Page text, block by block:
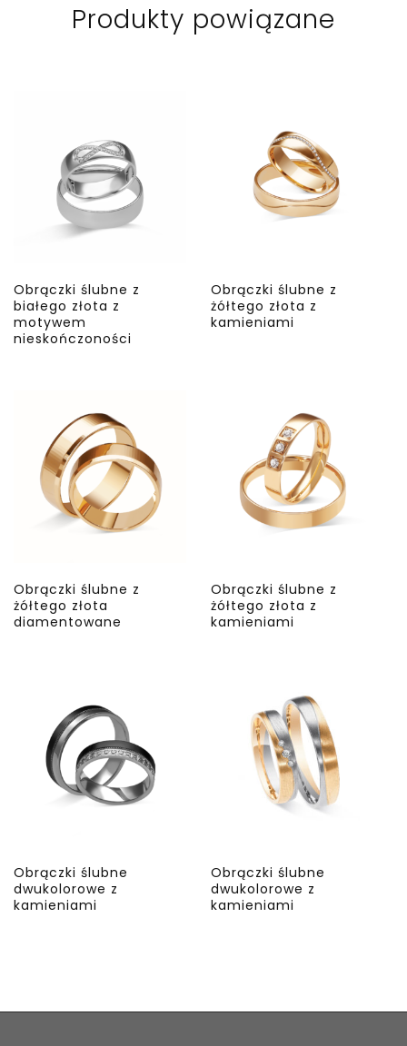
Produkty powiązane
Obrączki ślubne z
białego złota z
motywem
nieskończoności
Obrączki ślubne z
żółtego złota z
kamieniami
Obrączki ślubne z
żółtego złota
diamentowane
Obrączki ślubne z
żółtego złota z
kamieniami
Obrączki ślubne
dwukolorowe z
kamieniami
Obrączki ślubne
dwukolorowe z
kamieniami